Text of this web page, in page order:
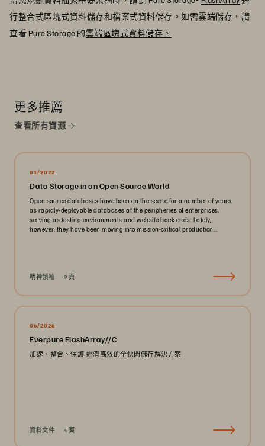
行整合式區塊式資料儲存和檔案式資料儲存。如需雲端儲存，請
查看 Pure Storage 的雲端區塊式資料儲存。
更多推薦
查看所有資源
01/2022
Data Storage in an Open Source World
Open source databases have been on the scene for a number of years
as rapidly-deployable databases at the peripheries of enterprises,
serving as testing environments and website back-ends. Lately,
however, they have been moving into mission-critical production
精神領袖 9 頁
06/2026
Everpure FlashArray//C
加速、整合、保護:經濟高效的全快閃儲存解決方案
資料文件 4 頁